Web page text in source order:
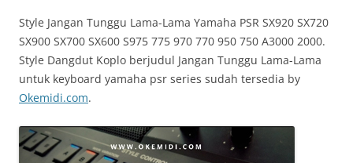
Style Jangan Tunggu Lama-Lama Yamaha PSR SX920 SX720
SX900 SX700 SX600 S975 775 970 770 950 750 A3000 2000.
Style Dangdut Koplo berjudul Jangan Tunggu Lama-Lama
untuk keyboard yamaha psr series sudah tersedia by
Okemidi.com.